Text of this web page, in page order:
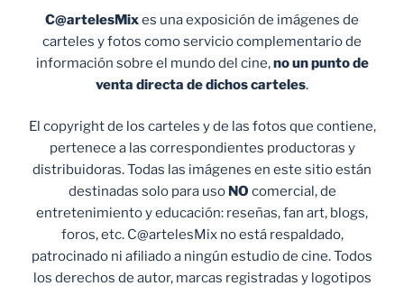
C@artelesMixes una exposición de imágenes de
carteles y fotos como servicio complementario de
información sobre el mundo del cine,no un punto de
venta directa de dichos carteles.
El copyright de los carteles y de las fotos que contiene,
pertenece a las correspondientes productoras y
distribuidoras. Todas las imágenes en este sitio están
destinadas solo para uso NO comercial, de
entretenimiento y educación: reseñas, fan art, blogs,
foros, etc. C@artelesMix no está respaldado,
patrocinado ni afiliado a ningún estudio de cine. Todos
los derechos de autor, marcas registradas y logotipos